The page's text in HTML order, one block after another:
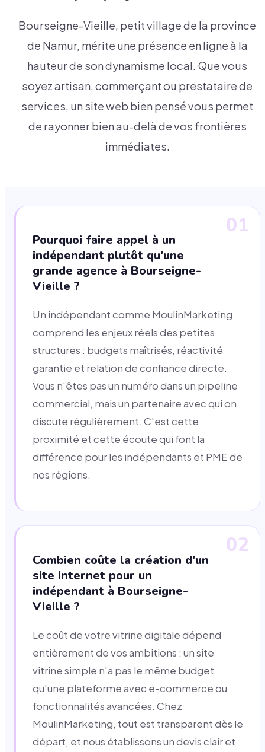
Bourseigne-Vieille, petit village de la province
de Namur, mérite une présence en ligne à la
hauteur de son dynamisme local. Que vous
soyez artisan, commerçant ou prestataire de
services, un site web bien pensé vous permet
de rayonner bien au-delà de vos frontières
immédiates.
01
Pourquoi faire appel à un
indépendant plutôt qu'une
grande agence à Bourseigne-
Vieille ?
Un indépendant comme MoulinMarketing
comprend les enjeux réels des petites
structures : budgets maîtrisés, réactivité
garantie et relation de confiance directe.
Vous n'êtes pas un numéro dans un pipeline
commercial, mais un partenaire avec qui on
discute régulièrement. C'est cette
proximité et cette écoute qui font la
différence pour les indépendants et PME de
nos régions.
02
Combien coûte la création d'un
site internet pour un
indépendant à Bourseigne-
Vieille ?
Le coût de votre vitrine digitale dépend
entièrement de vos ambitions : un site
vitrine simple n'a pas le même budget
qu'une plateforme avec e-commerce ou
fonctionnalités avancées. Chez
MoulinMarketing, tout est transparent dès le
départ, et nous établissons un devis clair et